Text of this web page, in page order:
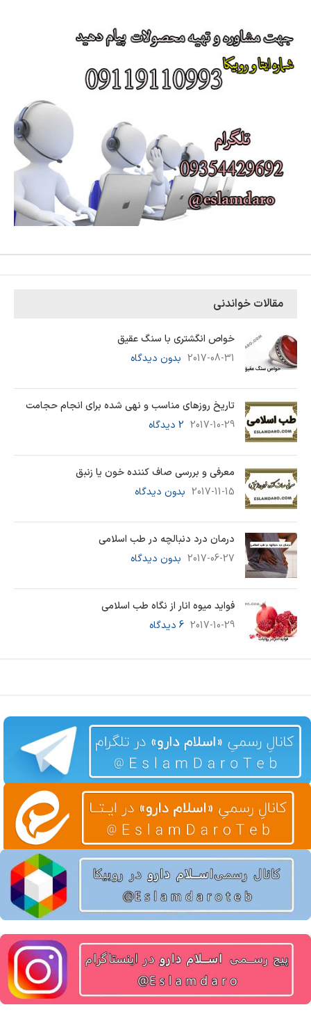
مقالات خواندنی
خواص انگشتری با سنگ عقیق
2017-08-31 بدون دیدگاه
تاریخ روزهای مناسب و نهی شده برای انجام حجامت
2017-10-29 2 دیدگاه
معرفی و بررسی صاف کننده خون یا زنبق
2017-11-15 بدون دیدگاه
درمان درد دنبالچه در طب اسلامی
2017-06-27 بدون دیدگاه
فواید میوه انار از نگاه طب اسلامی
2017-10-29 6 دیدگاه